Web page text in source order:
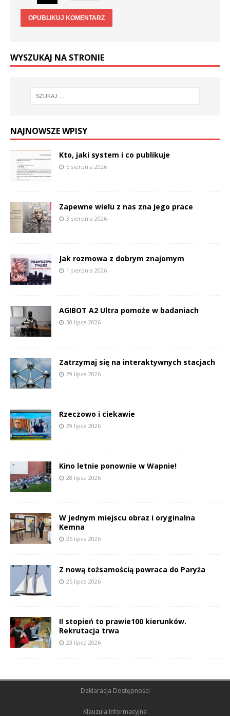
WYSZUKAJ NA STRONIE
NAJNOWSZE WPISY
Kto, jaki system i co publikuje
5 sierpnia 2026
Zapewne wielu z nas zna jego prace
3 sierpnia 2026
Jak rozmowa z dobrym znajomym
1 sierpnia 2026
AGIBOT A2 Ultra pomoże w badaniach
30 lipca 2026
Zatrzymaj się na interaktywnych stacjach
29 lipca 2026
Rzeczowo i ciekawie
29 lipca 2026
Kino letnie ponownie w Wapnie!
28 lipca 2026
W jednym miejscu obraz i oryginalna
Kemna
26 lipca 2026
Z nową tożsamością powraca do Paryża
25 lipca 2026
II stopień to prawie100 kierunków.
Rekrutacja trwa
23 lipca 2026
Deklaracja Dostępności
Klauzula Informacyjna